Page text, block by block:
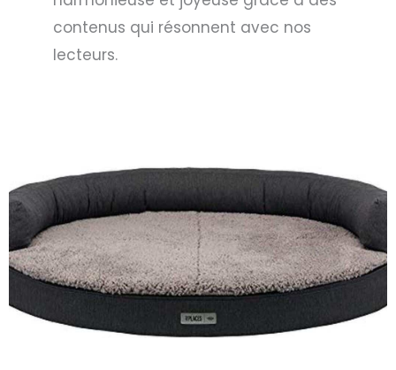
contenus qui résonnent avec nos
lecteurs.